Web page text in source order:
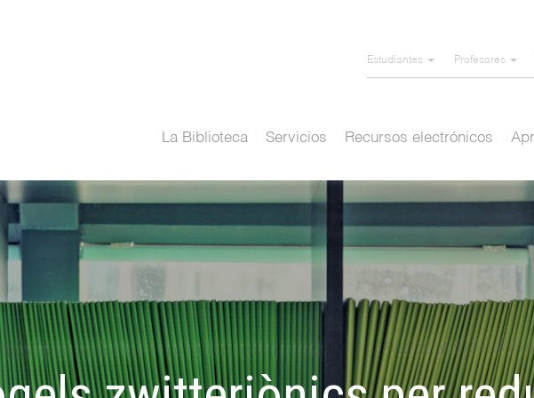
Estudiantes Profesores
La Biblioteca Servicios Recursos electrónicos